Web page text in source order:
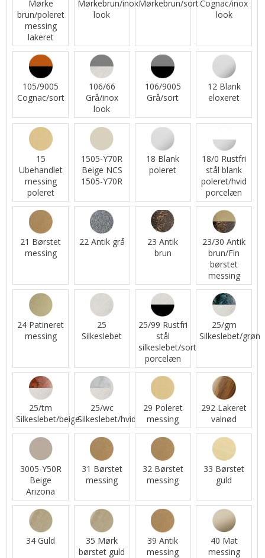
Mørke
brun/poleret
messing
lakeret
Mørkebrun/inox
look
Mørkebrun/sortCognac/inox
look
105/9005
Cognac/sort
106/66
Grå/inox
look
106/9005
Grå/sort
12 Blank
eloxeret
15
Ubehandlet
messing
poleret
1505-Y70R
Beige NCS
1505-Y70R
18 Blank
poleret
18/0 Rustfri
stål blank
poleret/hvid
porcelæn
21 Børstet
messing
22 Antik grå
23 Antik
brun
23/30 Antik
brun/Fin
børstet
messing
24 Patineret
messing
25
Silkeslebet
25/99 Rustfri
stål
silkeslebet/sort
porcelæn
25/gm
Silkeslebet/grøn
25/tm
Silkeslebet/beige
25/wc
Silkeslebet/hvid
29 Poleret
messing
292 Lakeret
valnød
3005-Y50R
Beige
Arizona
31 Børstet
messing
32 Børstet
messing
33 Børstet
guld
34 Guld
35 Mørk
børstet guld
39 Antik
messing
40 Mat
messing